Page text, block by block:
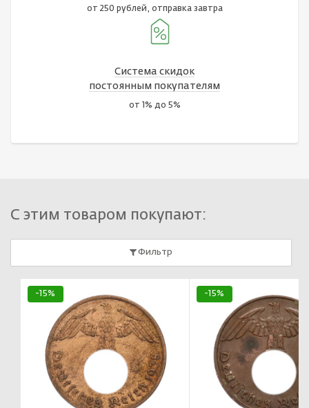
от 250 рублей, отправка завтра
Система скидок
постоянным покупателям
от 1% до 5%
С этим товаром покупают:
Фильтр
-15% -15%